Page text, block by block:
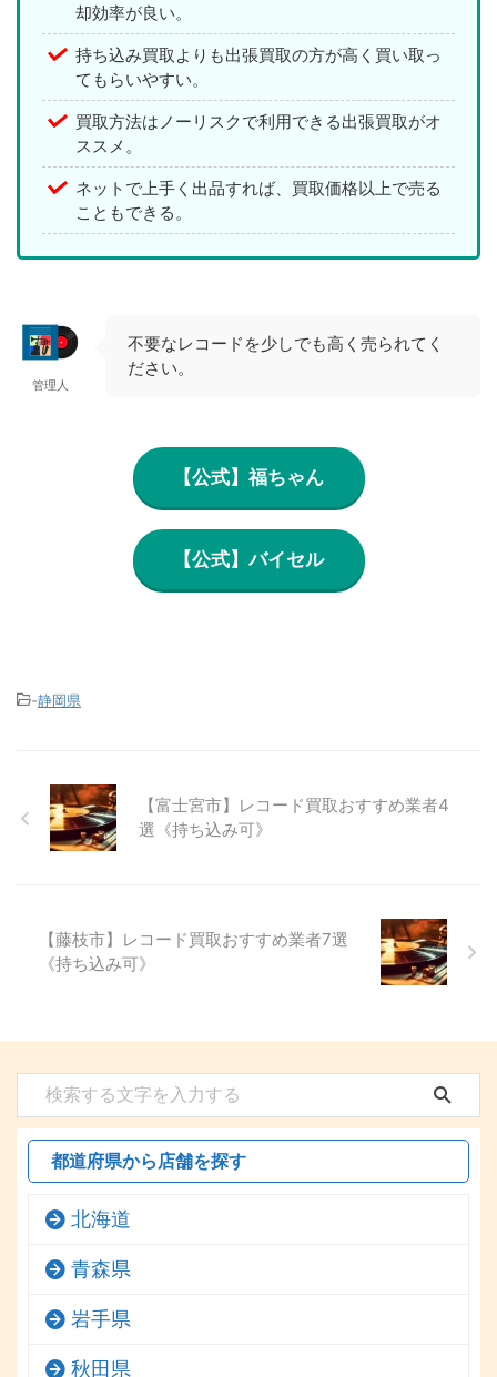
却効率が良い。
持ち込み買取よりも出張買取の方が高く買い取っ
てもらいやすい。
買取方法はノーリスクで利用できる出張買取がオ
ススメ。
ネットで上手く出品すれば、買取価格以上で売る
こともできる。
管理人
不要なレコードを少しでも高く売られてく
ださい。
【公式】福ちゃん
【公式】バイセル
-静岡県
【富士宮市】レコード買取おすすめ業者4
選《持ち込み可》
【藤枝市】レコード買取おすすめ業者7選
《持ち込み可》
都道府県から店舗を探す
北海道
青森県
岩手県
秋田県